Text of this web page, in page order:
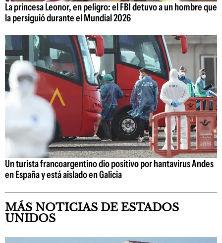
La princesa Leonor, en peligro: el FBI detuvo a un hombre que
la persiguió durante el Mundial 2026
Un turista francoargentino dio positivo por hantavirus Andes
en España y está aislado en Galicia
MÁS NOTICIAS DE ESTADOS
UNIDOS